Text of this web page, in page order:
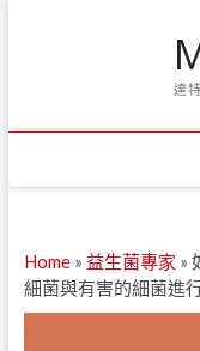
達
Home» 益生菌專家 »
細菌與有害的細菌進